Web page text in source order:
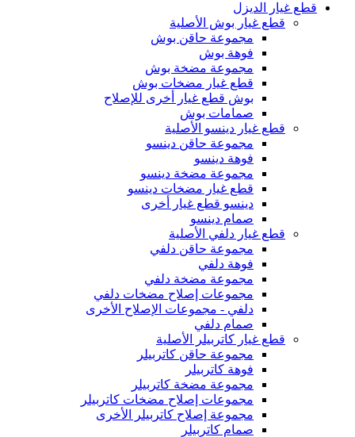
قطع غيار الديزل
قطع غيار بوش الأصلية
مجموعة حاقن بوش
فوهة بوش
مجموعة مضخة بوش
قطع غيار مضخات بوش
بوش قطع غيار أخرى للإصلاح
صمامات بوش
قطع غيار دينسو الأصلية
مجموعة حاقن دينسو
فوهة دينسو
مجموعة مضخة دينسو
قطع غيار مضخات دينسو
دينسو قطع غيار أخرى
صمام دينسو
قطع غيار دلفي الأصلية
مجموعة حاقن دلفي
فوهة دلفي
مجموعة مضخة دلفي
مجموعات إصلاح مضخات دلفي
دلفي - مجموعات الإصلاح الأخرى
صمام دلفي
قطع غيار كاتربيلر الأصلية
مجموعة حاقن كاتربيلر
فوهة كاتربيلر
مجموعة مضخة كاتربيلر
مجموعات إصلاح مضخات كاتربيلر
مجموعة إصلاح كاتربيلر الأخرى
صمام كاتربيلر